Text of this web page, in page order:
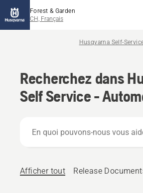
Forest & Garden
CH, Français
Husqvarna Self-
Recherchez dans
Self Service -
quoi
vous
Afficher tout Release